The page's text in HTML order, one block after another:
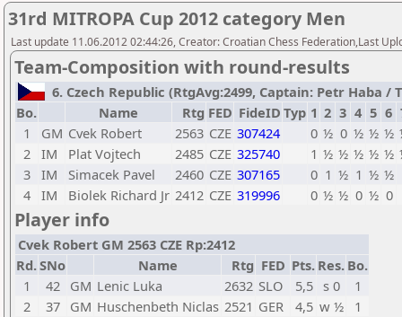
31rd MITROPA Cup 2012 category Men
Last update 11.06.2012 02:44:26, Creator: Croatian Chess Federation,Last
Team-Composition with round-results
6. Czech Republic (RtgAvg:2499, Captain: Petr Haba /
Bo.
Name Rtg FED FideID Typ 1 2 3 4 5 6
1
GM Cvek Robert 2563 CZE 307424 0 ½ 0 ½ ½ ½
2 IM Plat Vojtech 2485 CZE 325740 1 ½ ½ ½ ½ ½
3 IM Simacek Pavel 2460 CZE 307165 0 1 ½ 1 ½ ½
4 IM Biolek Richard Jr 2412 CZE 319996 0 ½ ½ 0 ½ 0
Player info
Cvek Robert GM 2563 CZE Rp:2412
Rd.SNo Name Rtg FED Pts. Res. Bo.
1
42 GM Lenic Luka 2632 SLO 5,5 s 0
1
2
37 GM Huschenbeth Niclas 2521 GER 4,5 w ½
1